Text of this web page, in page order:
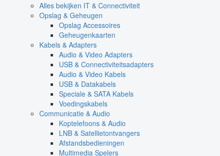
Alles bekijken IT & Connectiviteit
Opslag & Geheugen
Opslag Accessoires
Geheugenkaarten
Kabels & Adapters
Audio & Video Adapters
USB & Connectiviteitsadapters
Audio & Video Kabels
USB & Datakabels
Speciale & SATA Kabels
Voedingskabels
Communicatie & Audio
Koptelefoons & Audio
LNB & Satellietontvangers
Afstandsbedieningen
Multimedia Spelers